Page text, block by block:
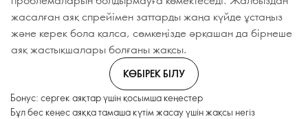
жасалған аяқ спрейімен заттарды жаңа күйде ұстаңыз
және керек бола қалса, сөмкеңізде әрқашан да бірнеше
аяқ жастықшалары болғаны жақсы.
КӨБІРЕК БІЛУ
Бонус: сергек аяқтар үшін қосымша кеңестер
Бұл бес кеңес аяққа тамаша күтім жасау үшін жақсы негіз